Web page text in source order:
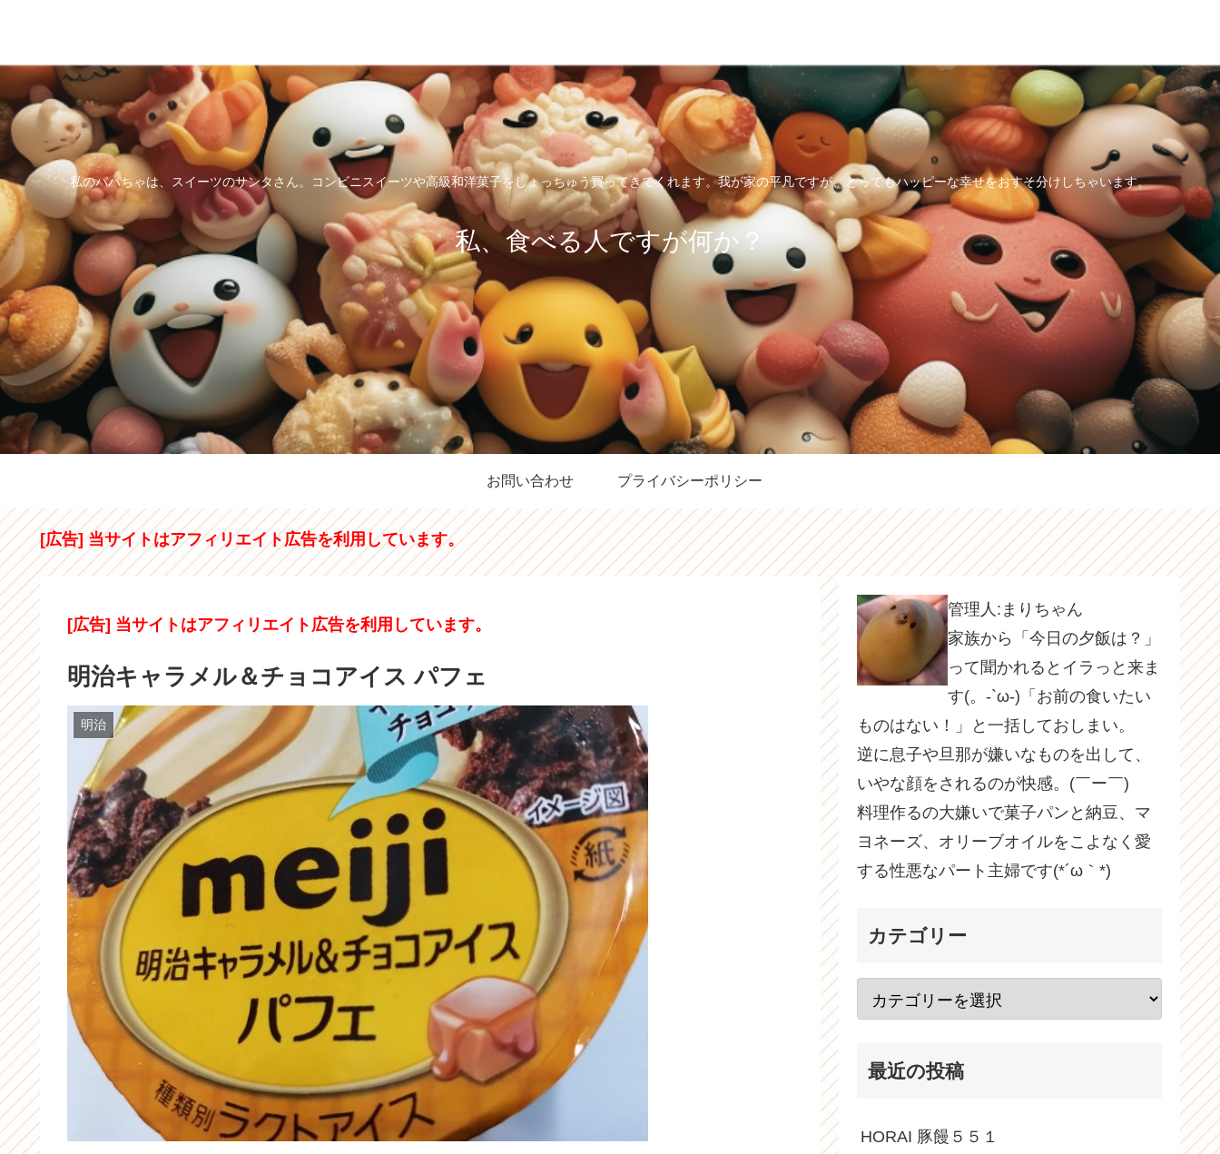
私のパパちゃは、スイーツのサンタさん。コンビニスイーツや高級和洋菓子をしょっちゅう買ってきてくれます。我が家の平凡ですが、とってもハッピーな幸せをおすそ分けしちゃいます。
私、食べる人ですが何か？
お問い合わせ プライバシーポリシー
[広告] 当サイトはアフィリエイト広告を利用しています。
[広告] 当サイトはアフィリエイト広告を利用しています。
明治キャラメル＆チョコアイス パフェ
明治
管理人:まりちゃん
家族から「今日の夕飯は？」
って聞かれるとイラっと来ま
す(。-`ω-)「お前の食いたい
ものはない！」と一括しておしまい。
逆に息子や旦那が嫌いなものを出して、
いやな顔をされるのが快感。(￣ー￣)
料理作るの大嫌いで菓子パンと納豆、マ
ヨネーズ、オリーブオイルをこよなく愛
する性悪なパート主婦です(*´ω｀*)
カテゴリー
最近の投稿
HORAI 豚饅５５１